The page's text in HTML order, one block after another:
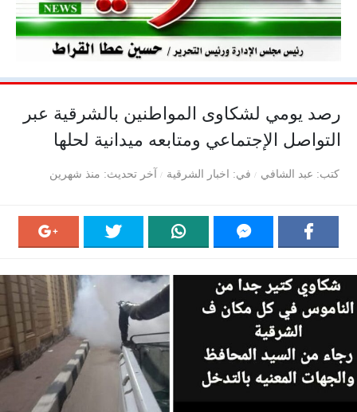
رصد يومي لشكاوى المواطنين بالشرقية عبر
التواصل الإجتماعي ومتابعه ميدانية لحلها
كتب عبد الشافي في اخبار الشرقية آخر تحديث منذ شهرين